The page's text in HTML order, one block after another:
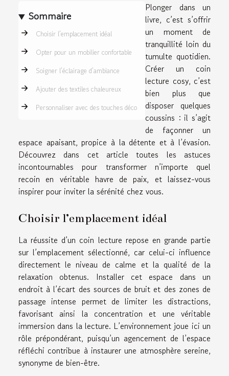
Sommaire
Choisir l’emplacement idéal
Opter pour un mobilier confortable
Soigner l’éclairage d’ambiance
Ajouter des textiles chaleureux
Personnaliser avec des touches déco
Plonger dans un
livre, c’est s’offrir
un moment de
tranquillité loin du
tumulte quotidien.
Créer un coin
lecture cosy, c’est
bien plus que
disposer quelques
coussins : il s’agit
de façonner un
espace apaisant, propice à la détente et à l’évasion.
Découvrez dans cet article toutes les astuces
incontournables pour transformer n’importe quel
recoin en véritable havre de paix, et laissez-vous
inspirer pour inviter la sérénité chez vous.
Choisir l’emplacement idéal
La réussite d’un coin lecture repose en grande partie
sur l’emplacement sélectionné, car celui-ci influence
directement le niveau de calme et la qualité de la
relaxation obtenus. Installer cet espace dans un
endroit à l’écart des sources de bruit et des zones de
passage intense permet de limiter les distractions,
favorisant ainsi la concentration et une véritable
immersion dans la lecture. L’environnement joue ici un
rôle prépondérant, puisqu’un agencement de l’espace
réfléchi contribue à instaurer une atmosphère sereine,
synonyme de bien-être.